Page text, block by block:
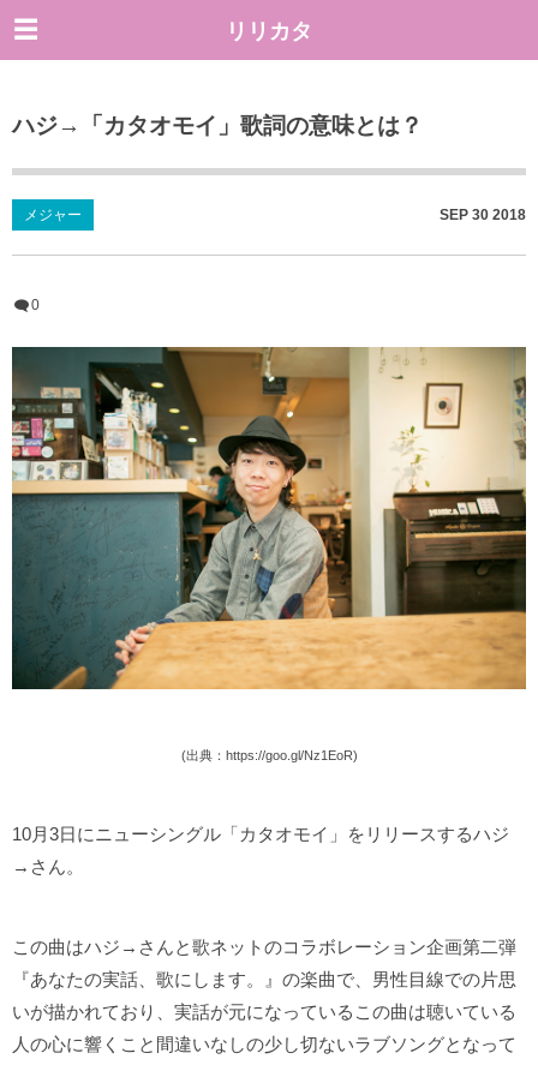
リリカタ
ハジ→「カタオモイ」歌詞の意味とは？
メジャー SEP 30 2018
0
(出典：https://goo.gl/Nz1EoR)
10月3日にニューシングル「カタオモイ」をリリースするハジ
→さん。
この曲はハジ→さんと歌ネットのコラボレーション企画第二弾
『あなたの実話、歌にします。』の楽曲で、男性目線での片思
いが描かれており、実話が元になっているこの曲は聴いている
人の心に響くこと間違いなしの少し切ないラブソングとなって